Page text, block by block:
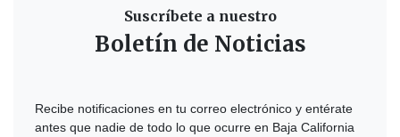
Suscríbete a nuestro
Boletín de Noticias
Recibe notificaciones en tu correo electrónico y entérate
antes que nadie de todo lo que ocurre en Baja California